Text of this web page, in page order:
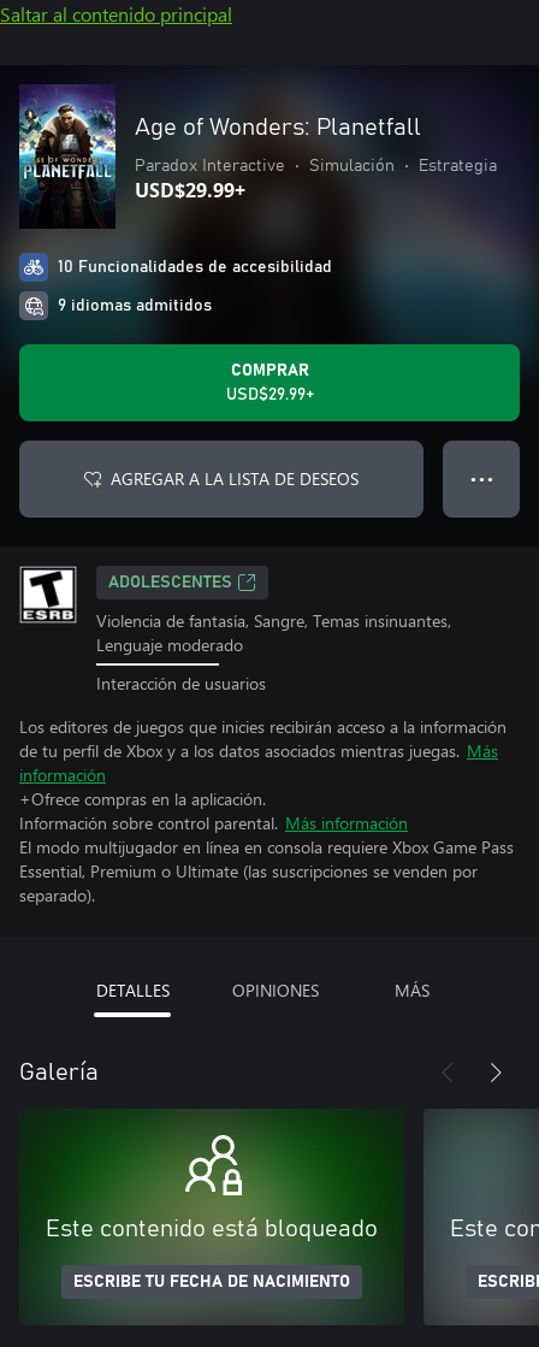
Saltar al contenido principal
Age of Wonders: Planetfall
Paradox Interactive • Simulación • Estrategia
USD$29.99+
10 Funcionalidades de accesibilidad
9 idiomas admitidos
COMPRAR
USD$29.99+
AGREGAR A LA LISTA DE DESEOS ● ● ●
ADOLESCENTES
Violencia de fantasía, Sangre, Temas insinuantes,
Lenguaje moderado
Interacción de usuarios
Los editores de juegos que inicies recibirán acceso a la información
de tu perfil de Xbox y a los datos asociados mientras juegas. Más
información
+Ofrece compras en la aplicación.
Información sobre control parental. Más información
El modo multijugador en línea en consola requiere Xbox Game Pass
Essential, Premium o Ultimate (las suscripciones se venden por
separado).
DETALLES OPINIONES MÁS
Galería
Este contenido está bloqueado
ESCRIBE TU FECHA DE NACIMIENTO
Este